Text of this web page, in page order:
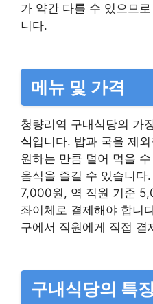
가 약간 다를 수 있으므
니다.
메뉴 및 가격
청량리역 구내식당의 가
식입니다. 밥과 국을 제
원하는 만큼 덜어 먹을
음식을 즐길 수 있습니다
7,000원, 역 직원 기준
좌이체로 결제해야 합니
구에서 직원에게 직접 결
구내식당의 특